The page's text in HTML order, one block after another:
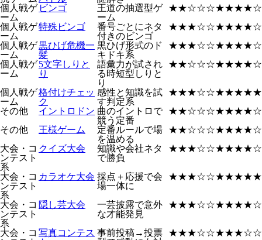
個人戦ゲ
ーム
ビンゴ
王道の抽選型ゲ
ーム
★★☆☆☆★★★★☆
個人戦ゲ
ーム
特殊ビンゴ
番号ごとにネタ
付きのビンゴ
★★★☆☆★★★★☆
個人戦ゲ
ーム
黒ひげ危機一
髪
黒ひげ形式のド
キドキ系
★★★☆☆★★★★☆
個人戦ゲ
ーム
5文字しりと
り
語彙力が試され
る時短型しりと
り
★★☆☆☆★★★★☆
個人戦ゲ
ーム
格付けチェッ
ク
感性と知識を試
す判定系
★★★☆☆★★★★★
その他
イントロドン 曲のイントロで
競う定番
★★☆☆☆★★★★☆
その他
王様ゲーム
定番ルールで場
を温める
★★☆☆☆★★★★☆
大会・コ
ンテスト
系
クイズ大会
知識や会社ネタ
で勝負
★★★☆☆★★★★☆
大会・コ
ンテスト
系
カラオケ大会 採点＋応援で会
場一体に
★★★☆☆★★★★★
大会・コ
ンテスト
系
隠し芸大会
一芸披露で意外
な才能発見
★★★☆☆★★★★☆
大会・コ 写真コンテス 事前投稿→投票
★★★☆☆★★★☆☆